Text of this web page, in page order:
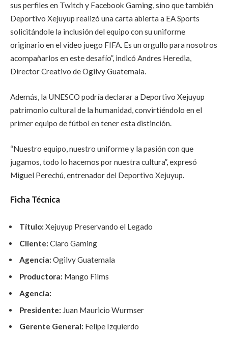
sus perfiles en Twitch y Facebook Gaming, sino que también
Deportivo Xejuyup realizó una carta abierta a EA Sports
solicitándole la inclusión del equipo con su uniforme
originario en el video juego FIFA. Es un orgullo para nosotros
acompañarlos en este desafío”, indicó Andres Heredia,
Director Creativo de Ogilvy Guatemala.
Además, la UNESCO podría declarar a Deportivo Xejuyup
patrimonio cultural de la humanidad, convirtiéndolo en el
primer equipo de fútbol en tener esta distinción.
“Nuestro equipo, nuestro uniforme y la pasión con que
jugamos, todo lo hacemos por nuestra cultura”, expresó
Miguel Perechú, entrenador del Deportivo Xejuyup.
Ficha Técnica
Título: Xejuyup Preservando el Legado
Cliente: Claro Gaming
Agencia: Ogilvy Guatemala
Productora: Mango Films
Agencia:
Presidente: Juan Mauricio Wurmser
Gerente General: Felipe Izquierdo